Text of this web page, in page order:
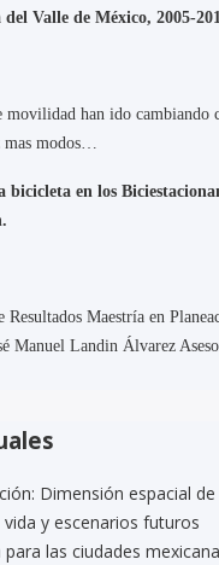
Valle de México, 2005-
han ido cambiando
mas modos…
en los
Resultados Maestría en
Manuel Landin Álvarez
Dimensión espacial
y escenarios futuros
las ciudades